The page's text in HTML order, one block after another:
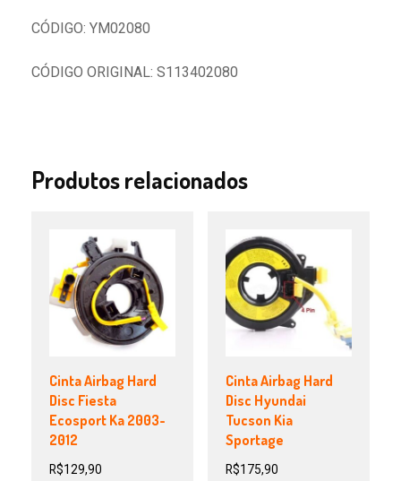
CÓDIGO: YM02080
CÓDIGO ORIGINAL: S113402080
Produtos relacionados
Cinta Airbag Hard
Disc Fiesta
Ecosport Ka 2003-
2012
R$129,90
Cinta Airbag Hard
Disc Hyundai
Tucson Kia
Sportage
R$175,90